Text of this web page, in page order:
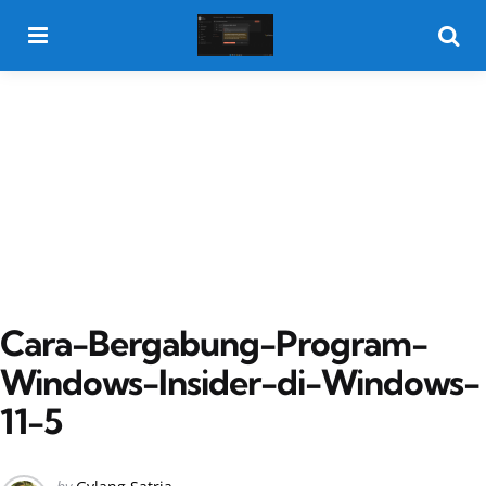
Cara-Bergabung-Program-
Windows-Insider-di-Windows-
11-5